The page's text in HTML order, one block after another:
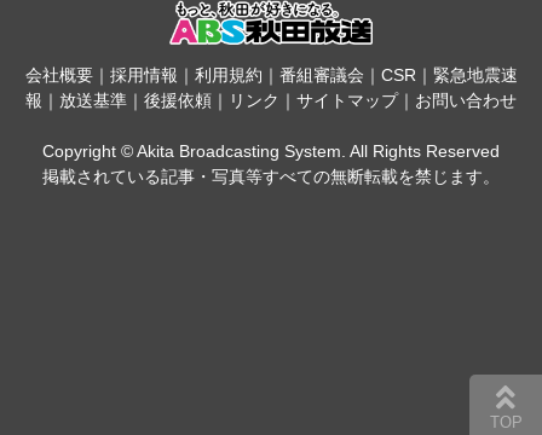
会社概要｜ 採用情報 ｜ 利用規約 ｜ 番組審議会 ｜ CSR｜ 緊急地震速
報 ｜ 放送基準 ｜ 後援依頼 ｜ リンク ｜ サイトマップ｜ お問い合わせ
Copyright © Akita Broadcasting System. All Rights Reserved
掲載されている記事・写真等すべての無断転載を禁じます。